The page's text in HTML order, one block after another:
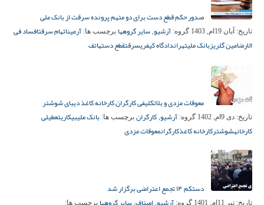
صدور حکم قطع دست برای دو متهم پرونده سرقت از بانک ملی
تاریخ: آبان 19ام, 1403 گروه: آرشیو, سایر گروهها برچسب ها: آرمیناتهام سرقتافساد فی
الارضامین گلریزبانک ملیتهراندادگاه کیفریسرقتقطع دستهاتف
معوقات مزدی و بلاتکلیفی کارگران کارخانه کاغذ دیبای شوشتر
تاریخ: دی 9ام, 1402 گروه: آرشیو, کارگران برچسب ها: بانک ملیبیکاریتعطیلی
کارخانهشوشترکارخانه کاغذکارگرانمعوقات مزدی
دستکم ۱۴ تجمع اعتراضی برگزار شد
تاریخ: تیر 11ام, 1401 گروه: ,
, برچسب ها: